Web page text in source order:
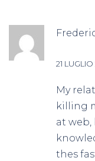
detto:
21 LUGLIO
My
killing
at
thes